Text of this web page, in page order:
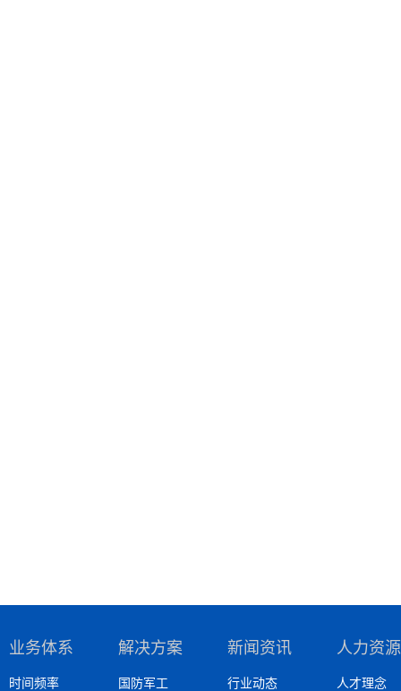
业务体系
时间频率
解决方案
国防军工
新闻资讯
行业动态
人力资源
人才理念